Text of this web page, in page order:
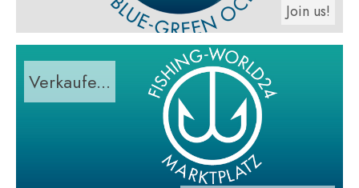
Join us!
Verkaufe...